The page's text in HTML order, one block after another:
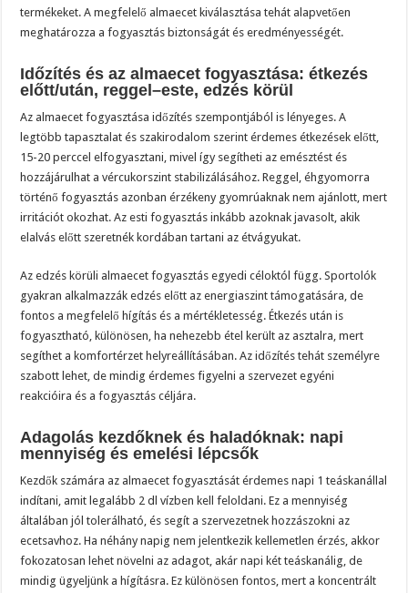
termékeket. A megfelelő almaecet kiválasztása tehát alapvetően
meghatározza a fogyasztás biztonságát és eredményességét.
Időzítés és az almaecet fogyasztása: étkezés
előtt/után, reggel–este, edzés körül
Az almaecet fogyasztása időzítés szempontjából is lényeges. A
legtöbb tapasztalat és szakirodalom szerint érdemes étkezések előtt,
15-20 perccel elfogyasztani, mivel így segítheti az emésztést és
hozzájárulhat a vércukorszint stabilizálásához. Reggel, éhgyomorra
történő fogyasztás azonban érzékeny gyomrúaknak nem ajánlott, mert
irritációt okozhat. Az esti fogyasztás inkább azoknak javasolt, akik
elalvás előtt szeretnék kordában tartani az étvágyukat.
Az edzés körüli almaecet fogyasztás egyedi céloktól függ. Sportolók
gyakran alkalmazzák edzés előtt az energiaszint támogatására, de
fontos a megfelelő hígítás és a mértékletesség. Étkezés után is
fogyasztható, különösen, ha nehezebb étel került az asztalra, mert
segíthet a komfortérzet helyreállításában. Az időzítés tehát személyre
szabott lehet, de mindig érdemes figyelni a szervezet egyéni
reakcióira és a fogyasztás céljára.
Adagolás kezdőknek és haladóknak: napi
mennyiség és emelési lépcsők
Kezdők számára az almaecet fogyasztását érdemes napi 1 teáskanállal
indítani, amit legalább 2 dl vízben kell feloldani. Ez a mennyiség
általában jól tolerálható, és segít a szervezetnek hozzászokni az
ecetsavhoz. Ha néhány napig nem jelentkezik kellemetlen érzés, akkor
fokozatosan lehet növelni az adagot, akár napi két teáskanálig, de
mindig ügyeljünk a hígításra. Ez különösen fontos, mert a koncentrált